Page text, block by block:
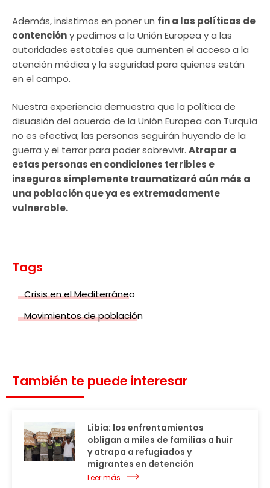
Además, insistimos en poner un fin a las políticas de
contencióny pedimos a la Unión Europea y a las
autoridades estatales que aumenten el acceso a la
atención médica y la seguridad para quienes están
en el campo.
Nuestra experiencia demuestra que la política de
disuasión del acuerdo de la Unión Europea con Turquía
no es efectiva; las personas seguirán huyendo de la
guerra y el terror para poder sobrevivir. Atrapar a
estas personas en condiciones terribles e
inseguras simplemente traumatizará aún más a
una población que ya es extremadamente
vulnerable.
Tags
Crisis en el Mediterráneo
Movimientos de población
También te puede interesar
Libia: los enfrentamientos
obligan a miles de familias a huir
y atrapa a refugiados y
migrantes en detención
Leer más